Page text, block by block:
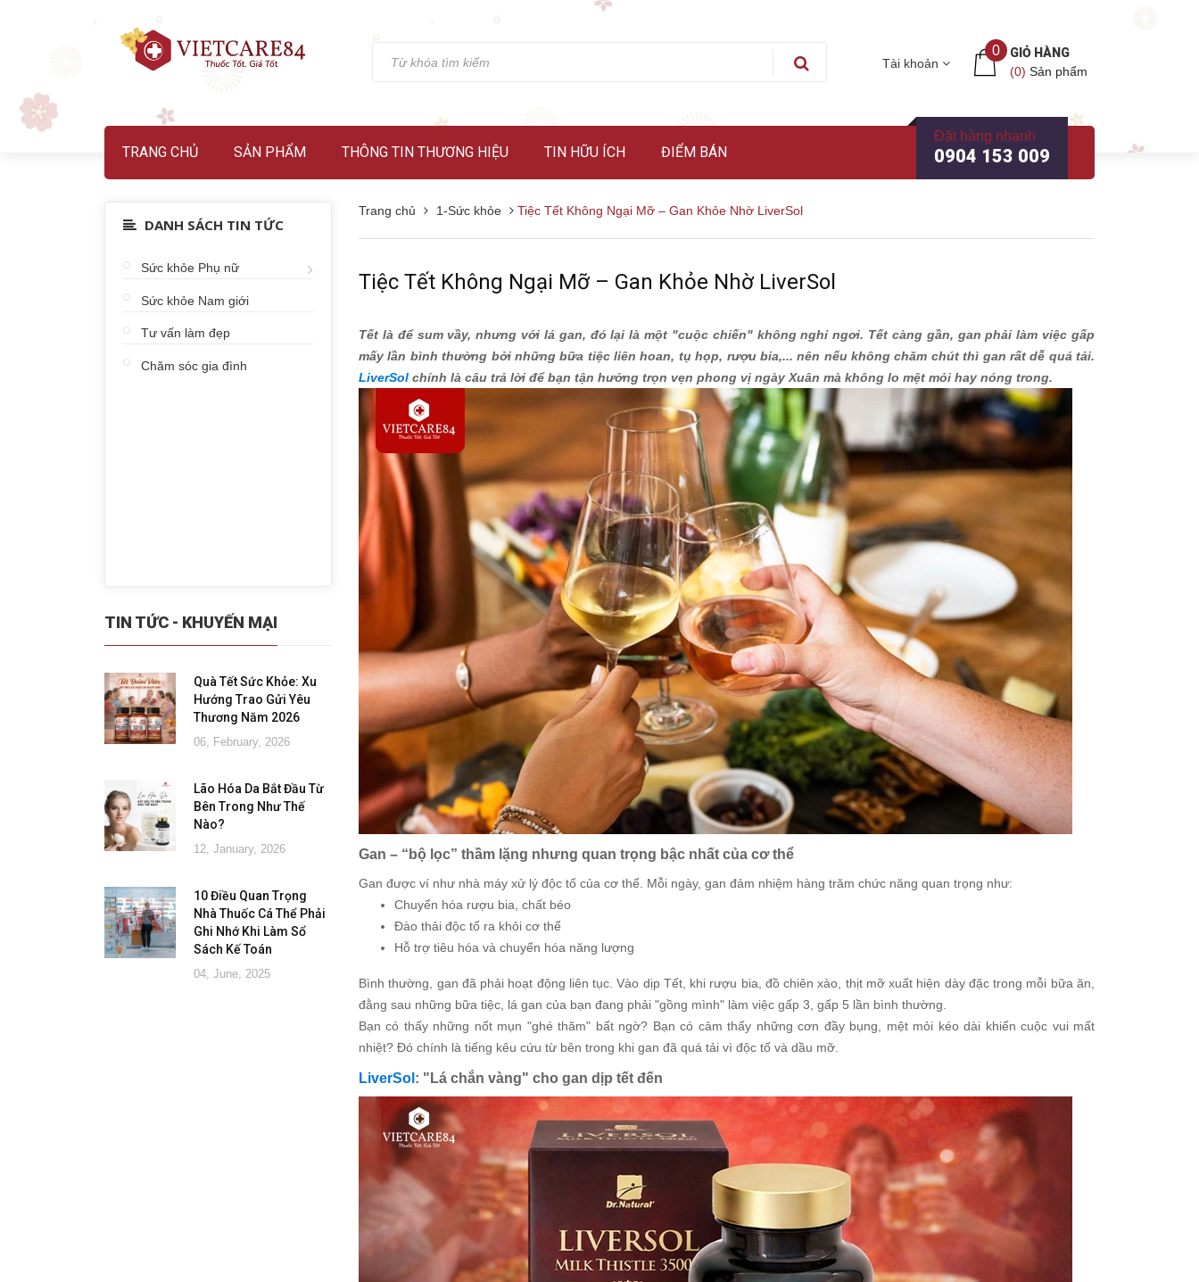
Tài khoản
0
GIỎ HÀNG
(0) Sản phẩm
TRANG CHỦ SẢN PHẨM THÔNG TIN THƯƠNG HIỆU TIN HỮU ÍCH ĐIỂM BÁN
Đặt hàng nhanh
0904 153 009
Trang chủ 1-Sức khỏe Tiệc Tết Không Ngại Mỡ – Gan Khỏe Nhờ LiverSol
Tiệc Tết Không Ngại Mỡ – Gan Khỏe Nhờ LiverSol
Tết là để sum vầy, nhưng với lá gan, đó lại là một "cuộc chiến" không nghỉ ngơi. Tết càng gần, gan phải làm việc gấp
mấy lần bình thường bởi những bữa tiệc liên hoan, tụ họp, rượu bia,... nên nếu không chăm chút thì gan rất dễ quá tải.
LiverSol chính là câu trả lời để bạn tận hưởng trọn vẹn phong vị ngày Xuân mà không lo mệt mỏi hay nóng trong.
Gan – “bộ lọc” thầm lặng nhưng quan trọng bậc nhất của cơ thể
Gan được ví như nhà máy xử lý độc tố của cơ thể. Mỗi ngày, gan đảm nhiệm hàng trăm chức năng quan trọng như:
Chuyển hóa rượu bia, chất béo
Đào thải độc tố ra khỏi cơ thể
Hỗ trợ tiêu hóa và chuyển hóa năng lượng
Bình thường, gan đã phải hoạt động liên tục. Vào dịp Tết, khi rượu bia, đồ chiên xào, thịt mỡ xuất hiện dày đặc trong mỗi bữa ăn,
đằng sau những bữa tiệc, lá gan của bạn đang phải "gồng mình" làm việc gấp 3, gấp 5 lần bình thường.
Bạn có thấy những nốt mụn "ghé thăm" bất ngờ? Bạn có cảm thấy những cơn đầy bụng, mệt mỏi kéo dài khiến cuộc vui mất
nhiệt? Đó chính là tiếng kêu cứu từ bên trong khi gan đã quá tải vì độc tố và dầu mỡ.
LiverSol : "Lá chắn vàng" cho gan dịp tết đến
DANH SÁCH TIN TỨC
Sức khỏe Phụ nữ
Sức khỏe Nam giới
Tư vấn làm đẹp
Chăm sóc gia đình
TIN TỨC - KHUYẾN MẠI
Quà Tết Sức Khỏe: Xu
Hướng Trao Gửi Yêu
Thương Năm 2026
06, February, 2026
Lão Hóa Da Bắt Đầu Từ
Bên Trong Như Thế
Nào?
12, January, 2026
10 Điều Quan Trọng
Nhà Thuốc Cá Thể Phải
Ghi Nhớ Khi Làm Sổ
Sách Kế Toán
04, June, 2025